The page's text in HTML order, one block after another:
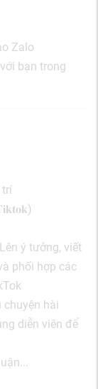
Zalo
bạn trong
trí
ý tưởng, viết
phối hợp các
chuyện hài
diễn viên để